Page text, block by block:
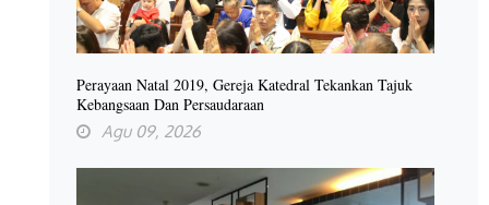
Perayaan Natal 2019, Gereja Katedral Tekankan Tajuk
Kebangsaan Dan Persaudaraan
Agu 09, 2026